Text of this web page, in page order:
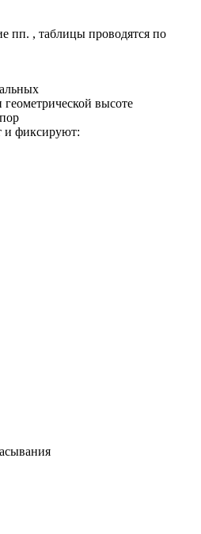
пп. , таблицы проводятся по
геометрической высоте
и фиксируют: